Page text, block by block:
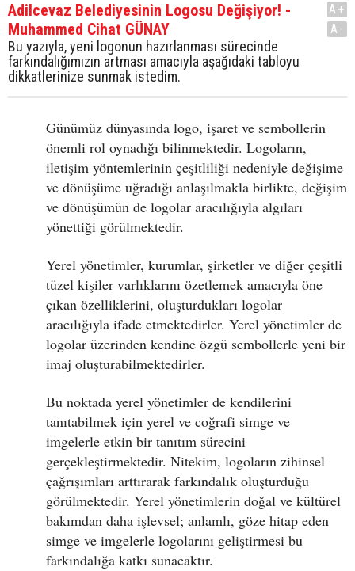
Adilcevaz Belediyesinin Logosu Değişiyor! -
Muhammed Cihat GÜNAY
Bu yazıyla, yeni logonun hazırlanması sürecinde
farkındalığımızın artması amacıyla aşağıdaki tabloyu
dikkatlerinize sunmak istedim.
A+
A-
Günümüz dünyasında logo, işaret ve sembollerin
önemli rol oynadığı bilinmektedir. Logoların,
iletişim yöntemlerinin çeşitliliği nedeniyle değişime
ve dönüşüme uğradığı anlaşılmakla birlikte, değişim
ve dönüşümün de logolar aracılığıyla algıları
yönettiği görülmektedir.
Yerel yönetimler, kurumlar, şirketler ve diğer çeşitli
tüzel kişiler varlıklarını özetlemek amacıyla öne
çıkan özelliklerini, oluşturdukları logolar
aracılığıyla ifade etmektedirler. Yerel yönetimler de
logolar üzerinden kendine özgü sembollerle yeni bir
imaj oluşturabilmektedirler.
Bu noktada yerel yönetimler de kendilerini
tanıtabilmek için yerel ve coğrafi simge ve
imgelerle etkin bir tanıtım sürecini
gerçekleştirmektedir. Nitekim, logoların zihinsel
çağrışımları arttırarak farkındalık oluşturduğu
görülmektedir. Yerel yönetimlerin doğal ve kültürel
bakımdan daha işlevsel; anlamlı, göze hitap eden
simge ve imgelerle logolarını geliştirmesi bu
farkındalığa katkı sunacaktır.